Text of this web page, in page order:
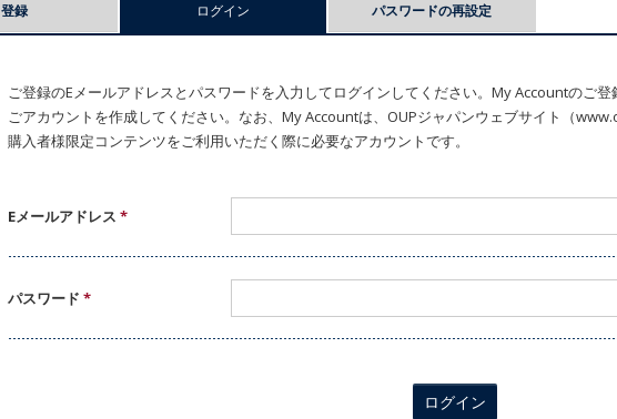
登録 ログイン パスワードの再設定
ご登録のEメールアドレスとパスワードを入力してログインしてください。My Accountのご
ごアカウントを作成してください。なお、My Accountは、OUPジャパンウェブサイト（
購入者様限定コンテンツをご利用いただく際に必要なアカウントです。
Eメールアドレス*
パスワード*
ログイン